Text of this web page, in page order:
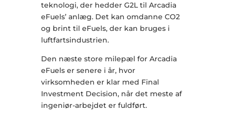
teknologi, der hedder G2L til Arcadia
eFuels’ anlæg. Det kan omdanne CO2
og brint til eFuels, der kan bruges i
luftfartsindustrien.
Den næste store milepæl for Arcadia
eFuels er senere i år, hvor
virksomheden er klar med Final
Investment Decision, når det meste af
ingeniør-arbejdet er fuldført.